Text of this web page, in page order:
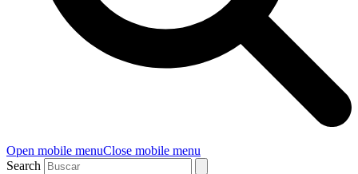
Open mobile menuClose mobile menu
Search